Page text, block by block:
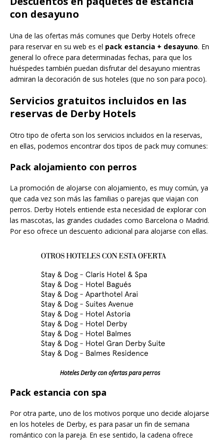
con desayuno
Una de las ofertas más comunes que Derby Hotels ofrece
para reservar en su web es el pack estancia + desayuno. En
general lo ofrece para determinadas fechas, para que los
huéspedes también puedan disfrutar del desayuno mientras
admiran la decoración de sus hoteles (que no son para poco).
Servicios gratuitos incluidos en las
reservas de Derby Hotels
Otro tipo de oferta son los servicios incluidos en la reservas,
en ellas, podemos encontrar dos tipos de pack muy comunes:
Pack alojamiento con perros
La promoción de alojarse con alojamiento, es muy común, ya
que cada vez son más las familias o parejas que viajan con
perros. Derby Hotels entiende esta necesidad de explorar con
las mascotas, las grandes ciudades como Barcelona o Madrid.
Por eso ofrece un descuento adicional para alojarse con ellas.
Hoteles Derby con ofertas para perros
Pack estancia con spa
Por otra parte, uno de los motivos porque uno decide alojarse
en los hoteles de Derby, es para pasar un fin de semana
romántico con la pareja. En ese sentido, la cadena ofrece